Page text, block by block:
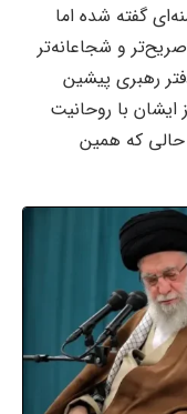
گفته شده اما
و شجاعانه‌تر
رهبری پیشین
ایشان با روحانیت
حالی که همین